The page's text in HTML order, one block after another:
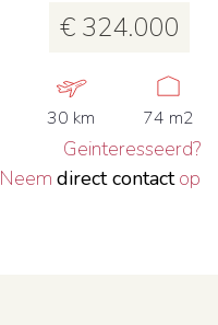
€ 324.000
30 km 74 m2
Geinteresseerd?
Neem direct contactop